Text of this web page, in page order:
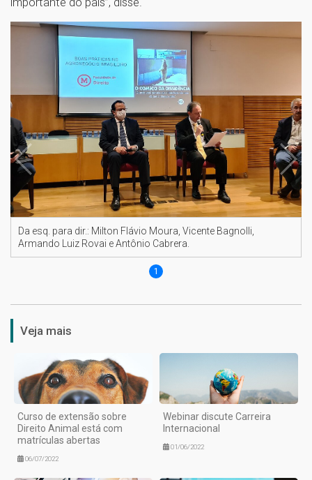
Da esq. para dir.: Milton Flávio Moura, Vicente Bagnolli,
Armando Luiz Rovai e Antônio Cabrera.
1
Veja mais
Curso de extensão sobre
Direito Animal está com
matrículas abertas
06/07/2022
Webinar discute Carreira
Internacional
01/06/2022